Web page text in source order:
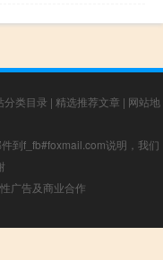
分类目录 | 精选推荐文章 | 网站地
到f_fb#foxmail.com说明，我们
广告及商业合作